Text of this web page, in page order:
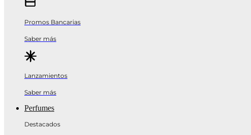
Promos Bancarias
Saber más
Lanzamientos
Saber más
Perfumes
Destacados